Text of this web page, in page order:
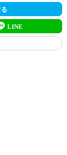
LINE